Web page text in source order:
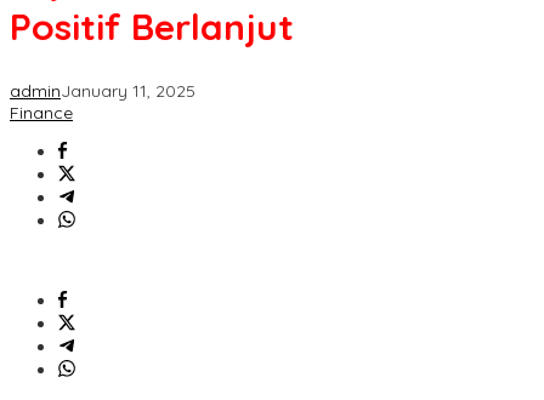
Positif Berlanjut
adminJanuary 11, 2025
Finance